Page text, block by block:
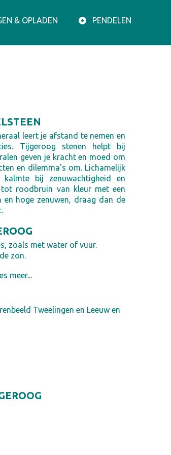
& OPLADEN PENDELEN
leert je afstand te nemen en
Tijgeroog stenen helpt bij
geven je kracht en moed om
en dilemma's om. Lichamelijk
bij zenuwachtigheid en
tot roodbruin van kleur met een
hoge zenuwen, draag dan de
zoals met water of vuur.
zon.
meer...
Tweelingen en Leeuw en